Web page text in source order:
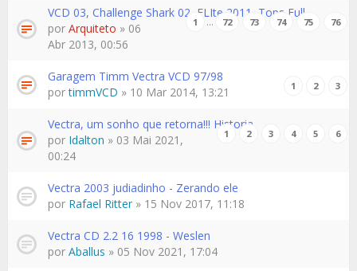
VCD 03, Challenge Shark 02, ELIte 2011, Tops Full
1 … 72 73 74 75 76
por Arquiteto » 06
Abr 2013, 00:56
Garagem Timm Vectra VCD 97/98
1 2 3
portimmVCD » 10 Mar 2014, 13:21
Vectra, um sonho que retorna!!! Historia
1 2 3 4 5 6
por Idalton » 03 Mai 2021,
00:24
Vectra 2003 judiadinho - Zerando ele
por Rafael Ritter » 15 Nov 2017, 11:18
Vectra CD 2.2 16 1998 - Weslen
por Aballus » 05 Nov 2021, 17:04